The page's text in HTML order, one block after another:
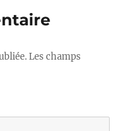
Les champs